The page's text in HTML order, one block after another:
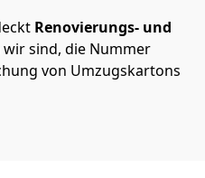
Renovierungs- und
wir sind, die Nummer
von Umzugskartons